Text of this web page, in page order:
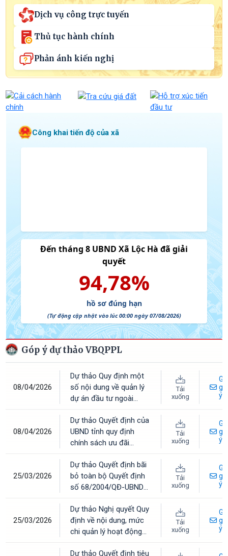
Dịch vụ công trực tuyến
Thủ tục hành chính
Phản ánh kiến nghị
Công khai tiến độ của xã
Góp ý dự thảo VBQPPL
08/04/2026
Dự thảo Quy định một
số nội dung về quản lý
dự án đầu tư ngoài
tỉnh Hà Tĩnh
Tải
xuống
ý
08/04/2026
Dự thảo Quyết định của
UBND tỉnh quy định
chính sách ưu đãi
nhà cho các đối tượng
ưu tiên trên địa bàn tỉnh
Hà Tĩnh
Tải
xuống
ý
25/03/2026
Dự thảo Quyết định bãi
bỏ toàn bộ Quyết định
số 68/2004/QĐ-UBND
UBND tỉnh về cán bộ,
công chức xã, phường,
thị trấn
Tải
xuống
ý
25/03/2026
Dự thảo Nghị quyết Quy
định về nội dung, mức
chi quản lý hoạt động
Tải
xuống
ý
Dự thảo Quyết định tiêu